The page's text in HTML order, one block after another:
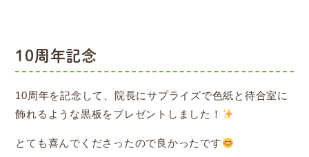
10周年記念
10周年を記念して、院長にサプライズで色紙と待合室に
飾れるような黒板をプレゼントしました！
とても喜んでくださったので良かったです